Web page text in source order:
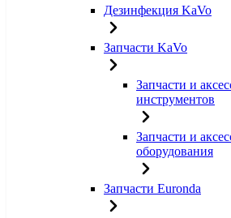
Дезинфекция KaVo
Запчасти KaVo
Запчасти и
инструментов
Запчасти и
оборудования
Запчасти Euronda